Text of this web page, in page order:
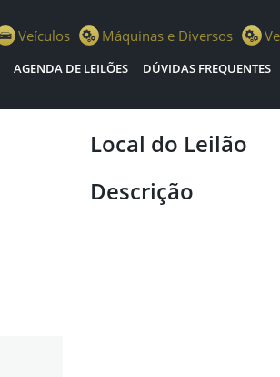
Veículos Máquinas e Diversos
AGENDA DE LEILÕES DÚVIDAS FREQUENTES
Local do Leilão
Descrição